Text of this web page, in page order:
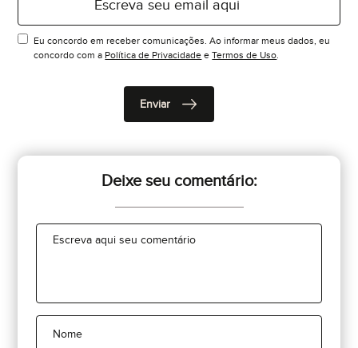
Eu concordo em receber comunicações. Ao informar meus dados, eu
concordo com a Política de Privacidade eTermos de Uso
Deixe seu comentário: